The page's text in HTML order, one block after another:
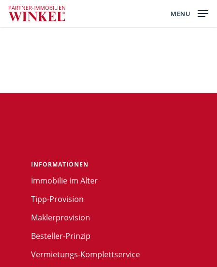
Skip
MENU
INFORMATIONEN
Immobilie im Alter
Tipp-Provision
Maklerprovision
Besteller-Prinzip
Vermietungs-Komplettservice